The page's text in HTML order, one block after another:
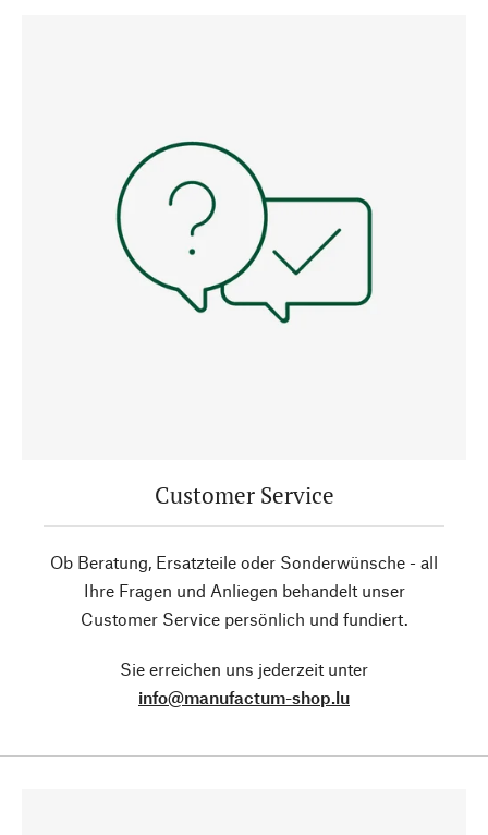
Customer Service
Ob Beratung, Ersatzteile oder Sonderwünsche - all
Ihre Fragen und Anliegen behandelt unser
Customer Service persönlich und fundiert.
Sie erreichen uns jederzeit unter
info@manufactum-shop.lu